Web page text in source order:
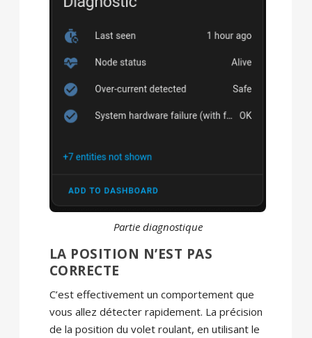
Partie diagnostique
LA POSITION N’EST PAS
CORRECTE
C’est effectivement un comportement que
vous allez détecter rapidement. La précision
de la position du volet roulant, en utilisant le